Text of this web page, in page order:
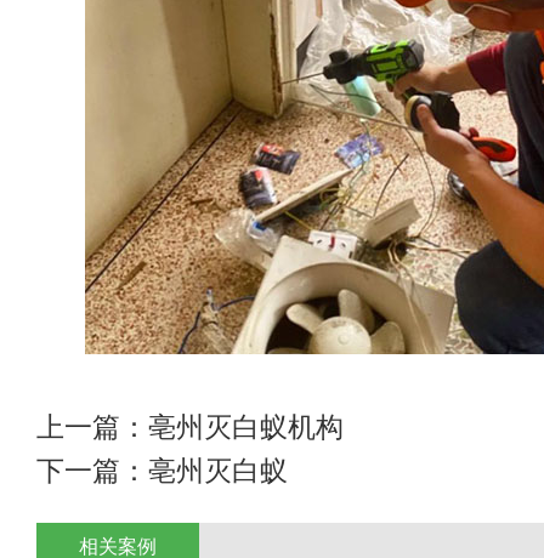
上一篇： 亳州灭白蚁机构
下一篇： 亳州灭白蚁
相关案例